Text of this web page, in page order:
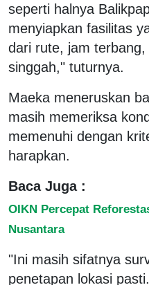
seperti halnya
menyiapkan fasilitas
dari rute, jam
singgah," tuturnya.
Maeka meneruskan
masih memeriksa
memenuhi dengan
harapkan.
Baca Juga :
OIKN Percepat
Nusantara
"Ini masih sifatnya
penetapan lokasi